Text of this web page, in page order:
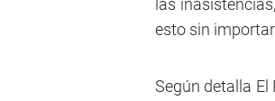
las
esto sin
Según detalla